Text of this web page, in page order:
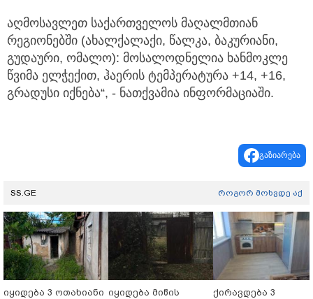
აღმოსავლეთ საქართველოს მაღალმთიან
რეგიონებში (ახალქალაქი, წალკა, ბაკურიანი,
გუდაური, ომალო): მოსალოდნელია ხანმოკლე
წვიმა ელჭექით, ჰაერის ტემპერატურა +14, +16,
გრადუსი იქნება“, - ნათქვამია ინფორმაციაში.
გაზიარება
SS.GE როგორ მოხვდე აქ
იყიდება 3 ოთახიანი იყიდება მიწის
ქირავდება 3